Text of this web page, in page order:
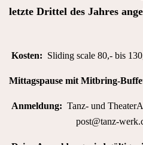
letzte Drittel des Jahres
Kosten: Sliding scale 80,- bis
Mittagspause mit Mitbring-
Anmeldung: Tanz- und
post@tanz-